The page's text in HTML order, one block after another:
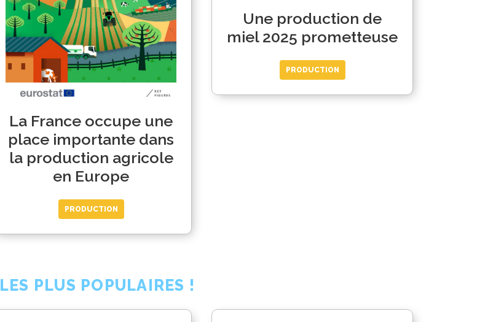
La France occupe une
place importante dans
la production agricole
en Europe
PRODUCTION
Une production de
miel 2025 prometteuse
PRODUCTION
LES PLUS POPULAIRES !